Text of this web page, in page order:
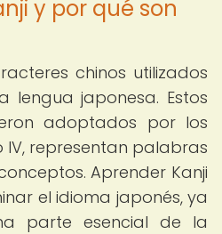
y por qué son
chinos utilizados
lengua japonesa. Estos
adoptados por los
IV, representan palabras
Aprender Kanji
el idioma japonés, ya
parte esencial de la